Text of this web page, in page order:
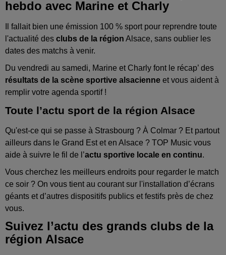
hebdo avec Marine et Charly
Il fallait bien une émission 100 % sport pour reprendre toute
l'actualité des clubs de la région Alsace, sans oublier les
dates des matchs à venir.
Du vendredi au samedi, Marine et Charly font le récap’ des
résultats de la scène sportive alsacienne et vous aident à
remplir votre agenda sportif !
Toute l’actu sport de la région Alsace
Qu'est-ce qui se passe à Strasbourg ? À Colmar ? Et partout
ailleurs dans le Grand Est et en Alsace ? TOP Music vous
aide à suivre le fil de l’actu sportive locale en continu.
Vous cherchez les meilleurs endroits pour regarder le match
ce soir ? On vous tient au courant sur l'installation d’écrans
géants et d’autres dispositifs publics et festifs près de chez
vous.
Suivez l’actu des grands clubs de la
région Alsace